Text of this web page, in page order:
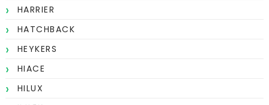
HARRIER
HATCHBACK
HEYKERS
HIACE
HILUX